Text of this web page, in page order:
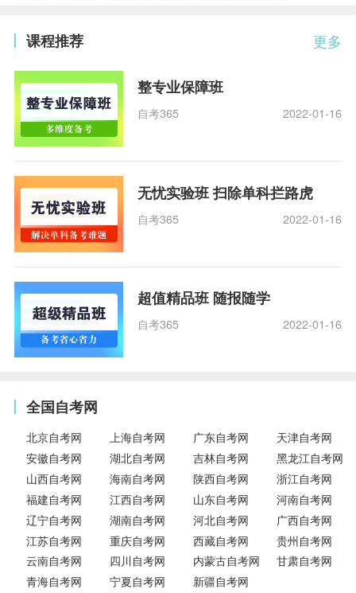
更多
课程推荐
整专业保障班
自考365 2022-01-16
无忧实验班 扫除单科拦路虎
自考365 2022-01-16
超值精品班 随报随学
自考365 2022-01-16
全国自考网
北京自考网 上海自考网 广东自考网
天津自考网
安徽自考网
湖北自考网 吉林自考网
黑龙江自考网
山西自考网
海南自考网 陕西自考网
浙江自考网
福建自考网
江西自考网 山东自考网
河南自考网
辽宁自考网
湖南自考网 河北自考网
广西自考网
江苏自考网
重庆自考网 西藏自考网
贵州自考网
云南自考网
四川自考网 内蒙古自考网
甘肃自考网
青海自考网
宁夏自考网 新疆自考网